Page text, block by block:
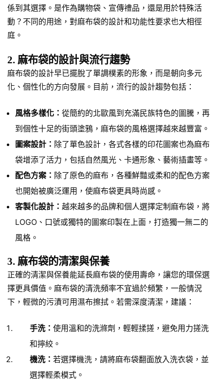
係到其選擇。是作為購物袋、宣傳禮品，還是用於特殊活
動？不同的用途，對麻布袋的設計和功能性要求也大相徑
庭。
2. 麻布袋的設計與流行趨勢
麻布袋的設計早已擺脫了單調樸素的形象，而是朝向多元
化、個性化的方向發展。目前，流行的設計趨勢包括：
風格多樣化： 從簡約的北歐風到充滿民族特色的圖騰，再
到個性十足的街頭塗鴉，麻布袋的風格選擇越來越豐富。
圖案設計： 除了單色設計，各式各樣的印花圖案也為麻布
袋增添了活力，包括自然風光、卡通形象、藝術插畫等。
配色方案： 除了原色的麻布，各種鮮豔或柔和的配色方案
也開始被廣泛運用，使麻布袋更具時尚感。
客製化設計： 越來越多的品牌和個人選擇定制麻布袋，將
LOGO、口號或獨特的圖案印製在上面，打造獨一無二的
風格。
3. 麻布袋的清潔與保養
正確的清潔與保養能延長麻布袋的使用壽命，讓您的環保選
擇更具價值。麻布袋的清洗頻率不宜過於頻繁，一般情況
下，輕微的污漬可用濕布擦拭。若需深度清潔，建議：
手洗： 使用溫和的洗滌劑，輕輕揉搓，避免用力搓洗
和擰絞。
機洗： 若選擇機洗，請將麻布袋翻面放入洗衣袋，並
選擇輕柔模式。